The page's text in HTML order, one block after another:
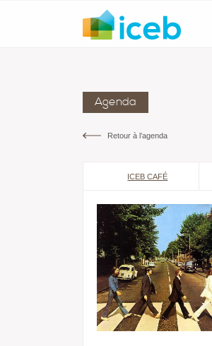
Agenda
Retour à l’agenda
ICEB CAFÉ